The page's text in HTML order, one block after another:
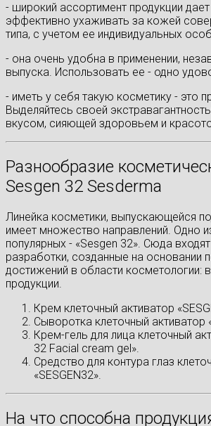
- широкий ассортимент продукции
эффективно ухаживать за кожей
типа, с учетом ее индивидуальных
- она очень удобна в применении,
выпуска. Использовать ее - одно
- иметь у себя такую косметику - это
Выделяйтесь своей
вкусом, сияющей здоровьем и
Разнообразие
Sesgen 32 Sesderma
Линейка косметики, выпускающейся
имеет множество направлений. Одно
популярных - «Sesgen 32». Сюда
разработки, созданные на основании
достижений в области косметологии:
продукции.
Крем клеточный активатор
Сыворотка клеточный активатор
Крем-гель для лица клеточный
32 Facial cream gel».
Средство для контура глаз
«SESGEN32».
На что способна